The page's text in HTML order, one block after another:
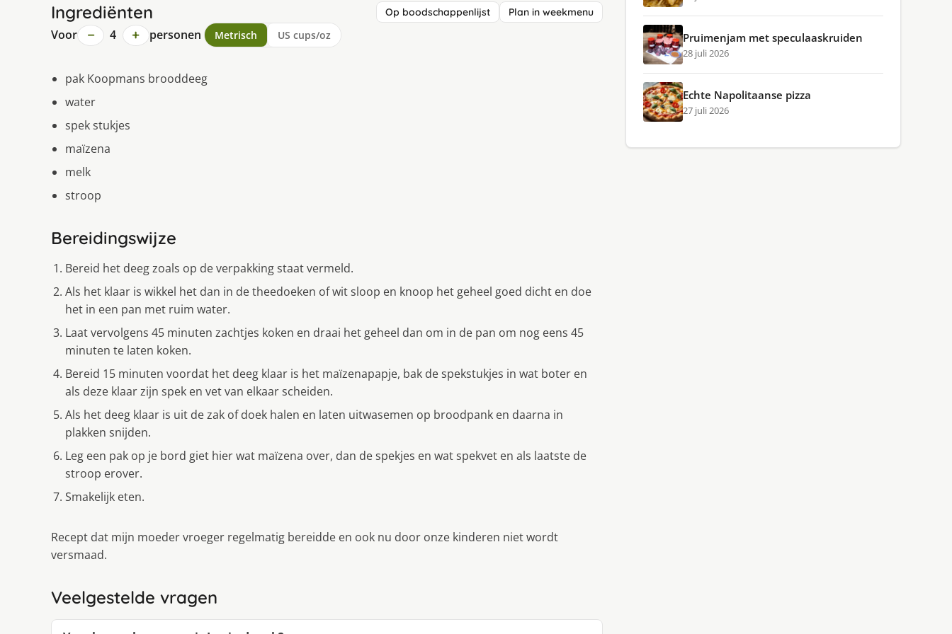
Ingrediënten Op boodschappenlijst Plan in weekmenu
Voor − 4 + personen Metrisch US cups/oz
pak Koopmans brooddeeg
water
spek stukjes
maïzena
melk
stroop
Bereidingswijze
Bereid het deeg zoals op de verpakking staat vermeld.
Als het klaar is wikkel het dan in de theedoeken of wit sloop en knoop het geheel goed dicht en doe
het in een pan met ruim water.
Laat vervolgens 45 minuten zachtjes koken en draai het geheel dan om in de pan om nog eens 45
minuten te laten koken.
Bereid 15 minuten voordat het deeg klaar is het maïzenapapje, bak de spekstukjes in wat boter en
als deze klaar zijn spek en vet van elkaar scheiden.
Als het deeg klaar is uit de zak of doek halen en laten uitwasemen op broodpank en daarna in
plakken snijden.
Leg een pak op je bord giet hier wat maïzena over, dan de spekjes en wat spekvet en als laatste de
stroop erover.
Smakelijk eten.
Recept dat mijn moeder vroeger regelmatig bereidde en ook nu door onze kinderen niet wordt
versmaad.
Veelgestelde vragen
Pruimenjam met speculaaskruiden
28 juli 2026
Echte Napolitaanse pizza
27 juli 2026